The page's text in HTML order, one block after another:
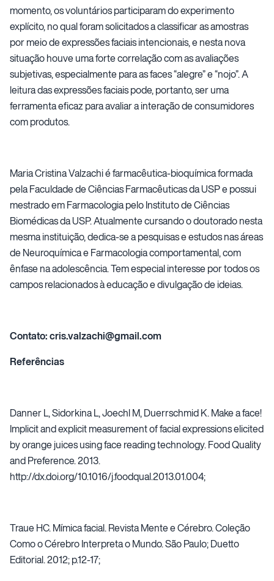
momento, os voluntários participaram do experimento
explícito, no qual foram solicitados a classificar as amostras
por meio de expressões faciais intencionais, e nesta nova
situação houve uma forte correlação com as avaliações
subjetivas, especialmente para as faces “alegre” e “nojo”. A
leitura das expressões faciais pode, portanto, ser uma
ferramenta eficaz para avaliar a interação de consumidores
com produtos.
Maria Cristina Valzachi é farmacêutica-bioquímica formada
pela Faculdade de Ciências Farmacêuticas da USP e possui
mestrado em Farmacologia pelo Instituto de Ciências
Biomédicas da USP. Atualmente cursando o doutorado nesta
mesma instituição, dedica-se a pesquisas e estudos nas áreas
de Neuroquímica e Farmacologia comportamental, com
ênfase na adolescência. Tem especial interesse por todos os
campos relacionados à educação e divulgação de ideias.
Contato: cris.valzachi@gmail.com
Referências
Danner L, Sidorkina L, Joechl M, Duerrschmid K. Make a face!
Implicit and explicit measurement of facial expressions elicited
by orange juices using face reading technology. Food Quality
and Preference. 2013.
http://dx.doi.org/10.1016/j.foodqual.2013.01.004;
Traue HC. Mímica facial. Revista Mente e Cérebro. Coleção
Como o Cérebro Interpreta o Mundo. São Paulo; Duetto
Editorial. 2012; p.12-17;